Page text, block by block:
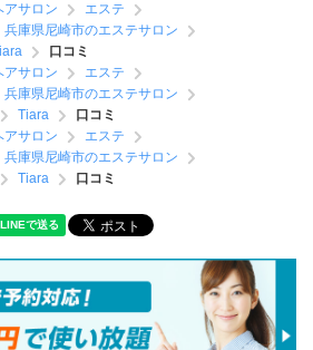
アサロン
エステ
兵庫県尼崎市のエステサロン
口コミ
アサロン
エステ
兵庫県尼崎市のエステサロン
Tiara
口コミ
アサロン
エステ
兵庫県尼崎市のエステサロン
Tiara 口コミ